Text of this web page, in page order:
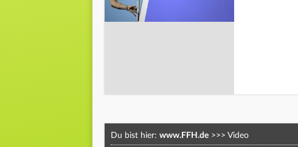
Du bist hier: www.FFH.de >>> Video